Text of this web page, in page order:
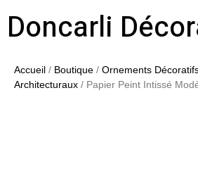
Doncarli
Accueil / Boutique / Ornements
Architecturaux / Papier Peint Intissé